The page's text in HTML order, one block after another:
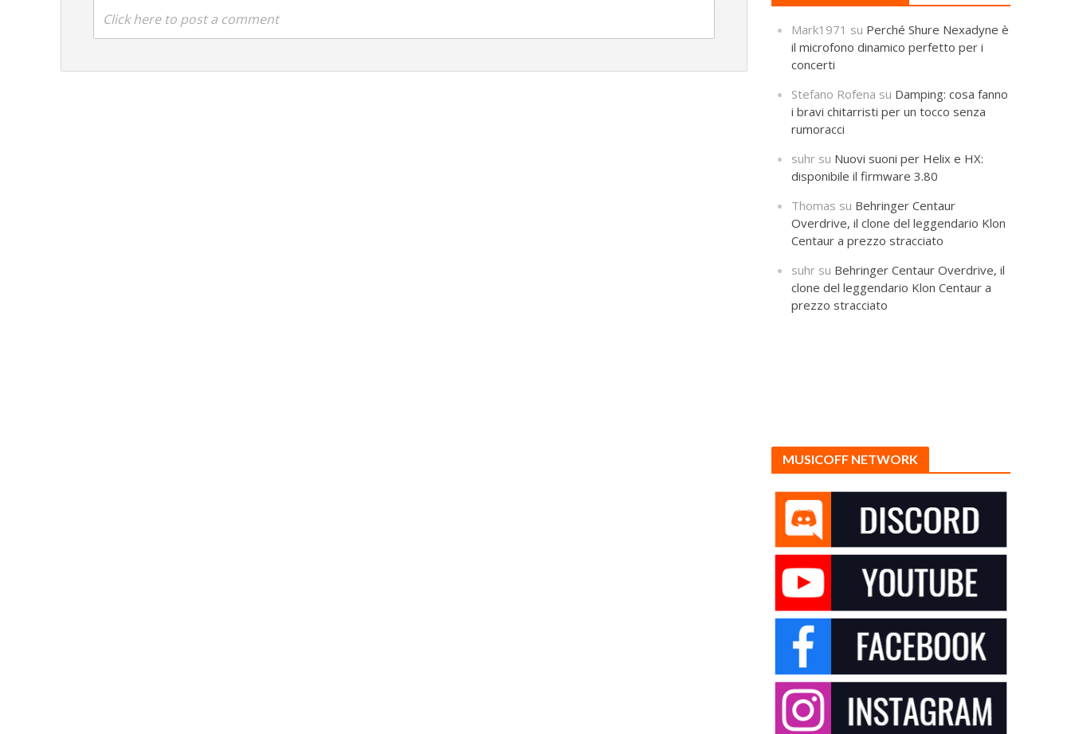
Click here to post a comment
Mark1971 su Perché Shure Nexadyne è
il microfono dinamico perfetto per i
concerti
Stefano Rofena su Damping: cosa fanno
i bravi chitarristi per un tocco senza
rumoracci
suhr su Nuovi suoni per Helix e HX:
disponibile il firmware 3.80
Thomas su Behringer Centaur
Overdrive, il clone del leggendario Klon
Centaur a prezzo stracciato
suhr su Behringer Centaur Overdrive, il
clone del leggendario Klon Centaur a
prezzo stracciato
MUSICOFF NETWORK